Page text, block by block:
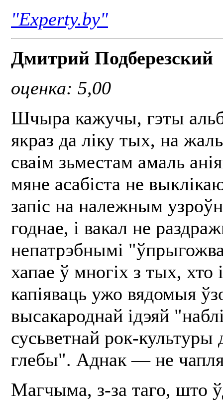
"Experty.by"
Дмитрий Подберезский
оценка: 5,00
Шчыра кажучы, гэты
якраз да ліку тых, на
сваім зьместам амаль
мяне асабіста не
запіс на належным
годнае, і вакал не
непатрэбнымі
хапае ў многіх з тых, хто
капіяваць ужо вядомыя
высакароднай ідэяй
сусьветнай рок-культуры
глебы". Аднак — не
Магчыма, з-за таго, што